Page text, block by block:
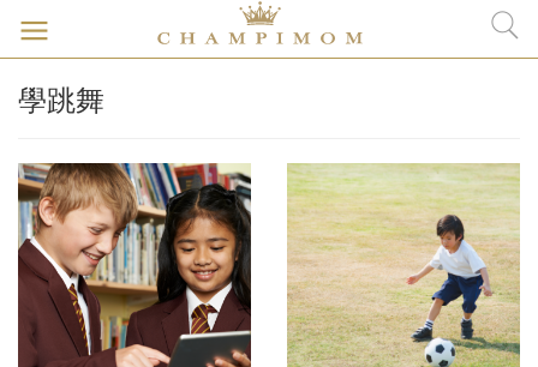
學跳舞